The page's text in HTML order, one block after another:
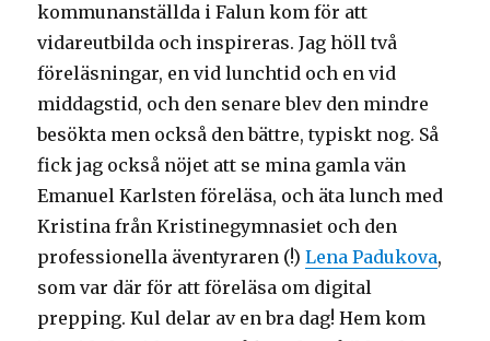
kommunanställda i Falun kom för att
vidareutbilda och inspireras. Jag höll två
föreläsningar, en vid lunchtid och en vid
middagstid, och den senare blev den mindre
besökta men också den bättre, typiskt nog. Så
fick jag också nöjet att se mina gamla vän
Emanuel Karlsten föreläsa, och äta lunch med
Kristina från Kristinegymnasiet och den
professionella äventyraren (!)Lena Padukova,
som var där för att föreläsa om digital
prepping. Kul delar av en bra dag! Hem kom